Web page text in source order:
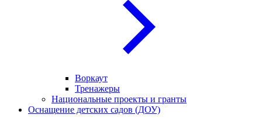
Воркаут
Тренажеры
Национальные проекты и гранты
Оснащение детских садов (ДОУ)